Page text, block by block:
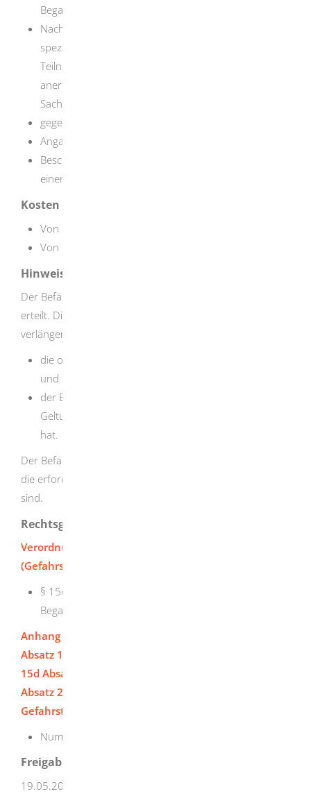
Begasungstätigkeit vorliegen,
Nachweis über eine mit der Tätigkeit verbundene
spezifische Sachkunde (durch die erfolgreiche
Teilnahme an einem von der zuständigen Behörde
anerkannten Sachkundelehrgang;
Sachkundenachweis für die Begasung),
gegebenenfalls Nachweis der Sprachkenntnisse,
Angaben zu den Begasungsverfahren und -mitteln.
Bescheinigung über die erfolgreiche Teilnahme an
einer betrieblichen Erste-Hilfe-Ausbildung
Kosten
Von 350,00 EUR
Von 100,00 EUR bis 1000 EUR für die Verlängerung
Hinweise
Der Befähigungsschein wird für höchstens sechs Jahre
erteilt. Die Geltungsdauer kann um jeweils sechs Jahre
verlängert werden, wenn nachgewiesen wird, dass
die oben genannten Voraussetzungen erfüllt sind
und
der Befähigungsscheininhaber vor Ablauf der
Geltungsdauer einen Fortbildungslehrgang absolviert
hat.
Der Befähigungsschein kann widerrufen werden, wenn
die erforderlichen Voraussetzungen nicht mehr erfüllt
sind.
Rechtsgrundlage
Verordnung zum Schutz vor Gefahrstoffen
(Gefahrstoffverordnung – GefStoffV)
§ 15d Absatz 4 Besondere Anforderungen bei
Begasungen
Anhang I (zu § 8 Absatz 8, § 11a Absatz 1 bis 6, § 12
Absatz 1 und 4, § 15 Absatz 3, § 15c Absatz 2 und 3, §
15d Absatz 1, 3, 4, 6 und 7, § 15f Absatz 2, § 15g
Absatz 2) Besondere Vorschriften für bestimmte
Gefahrstoffe und Tätigkeiten:
Nummer 4.5 Befähigungsschein
Freigabevermerk
19.05.2026 Umweltministerium Baden-Württemberg